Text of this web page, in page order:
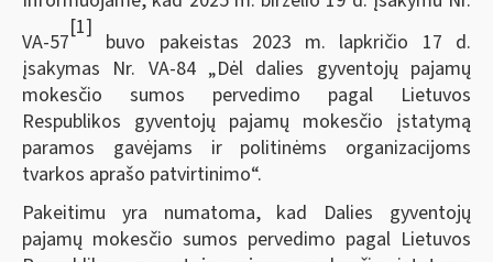
VA-57
[1]
buvo pakeistas 2023 m. lapkričio 17 d.
įsakymas Nr. VA-84 „Dėl dalies gyventojų pajamų
mokesčio sumos pervedimo pagal Lietuvos
Respublikos gyventojų pajamų mokesčio įstatymą
paramos gavėjams ir politinėms organizacijoms
tvarkos aprašo patvirtinimo“.
Pakeitimu yra numatoma, kad Dalies gyventojų
pajamų mokesčio sumos pervedimo pagal Lietuvos